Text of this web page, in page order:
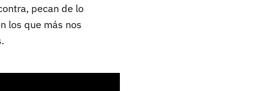
pecan de lo
los que más nos